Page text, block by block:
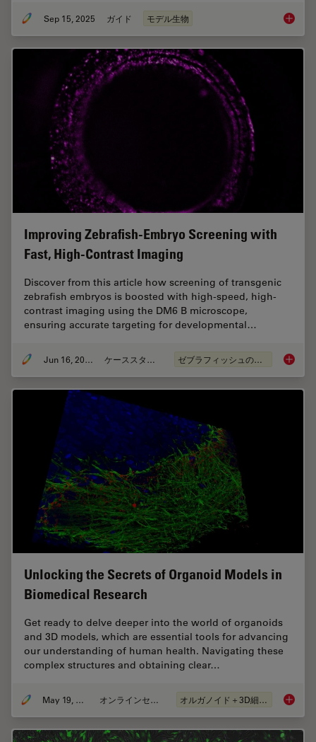
Sep 15, 2025 ガイド モデル生物 A
Improving Zebrafish-Embryo Screening with
Fast, High-Contrast Imaging
Discover from this article how screening of transgenic
zebrafish embryos is boosted with high-speed, high-
contrast imaging using the DM6 B microscope,
ensuring accurate targeting for developmental…
Jun 16, 2025 ケーススタディ ゼブラフィッシュの研究
Unlocking the Secrets of Organoid Models in
Biomedical Research
Get ready to delve deeper into the world of organoids
and 3D models, which are essential tools for advancing
our understanding of human health. Navigating these
complex structures and obtaining clear…
May 19, 2025 オンラインセミナー オルガノイド＋3D細胞培養